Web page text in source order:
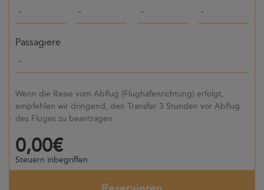
Passagiere
Wenn die Reise vom Abflug (Flughafenrichtung) erfolgt,
empfehlen wir dringend, den Transfer 3 Stunden vor Abflug
des Fluges zu beantragen
0,00€
Steuern inbegriffen